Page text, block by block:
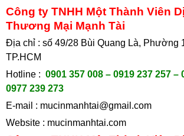
Công ty TNHH Một Thành Viên
Thương Mại Mạnh Tài
Địa chỉ : số 49/28 Bùi Quang Là, Phường
TP.HCM
Hotline : 0901 357 008 – 0919 237 257 –
0977 239 273
E-mail : mucinmanhtai@gmail.com
Website : mucinmanhtai.com